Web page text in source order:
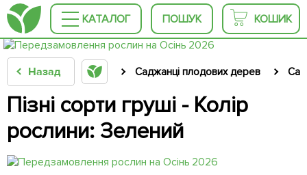
КАТАЛОГ ПОШУК КОШИК
Назад Саджанці плодових дерев
Пізні сорти груші - Колір
рослини: Зелений